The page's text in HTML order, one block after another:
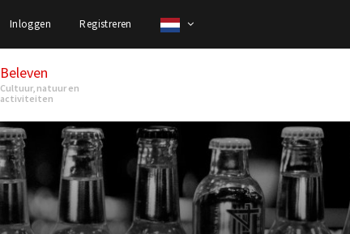
Inloggen Registreren
Beleven
Cultuur, natuur en
activiteiten